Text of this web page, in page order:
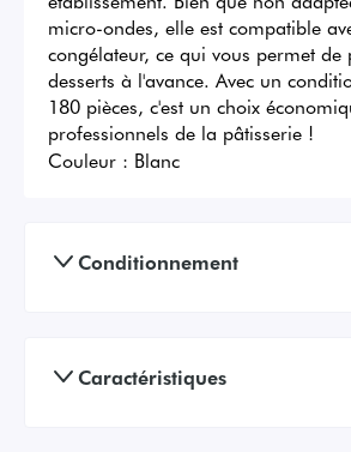
micro-ondes, elle est compatible
congélateur, ce qui vous permet de
desserts à l'avance. Avec un
180 pièces, c'est un choix
professionnels de la pâtisserie !
Couleur : Blanc
Conditionnement
Caractéristiques